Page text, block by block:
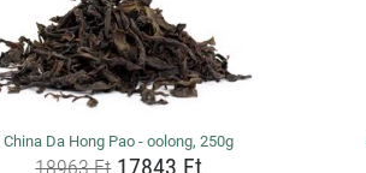
China Da Hong Pao - oolong, 250g
18963 Ft17843 Ft